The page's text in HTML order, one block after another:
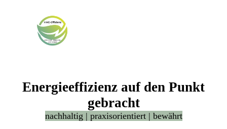
Energieeffizienz auf den Punkt
gebracht
nachhaltig | praxisorientiert | bewährt